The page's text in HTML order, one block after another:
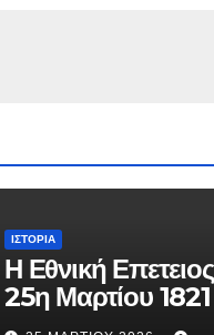
ΙΣΤΟΡΊΑ
Η Εθνική
25η Μαρτίου 1821